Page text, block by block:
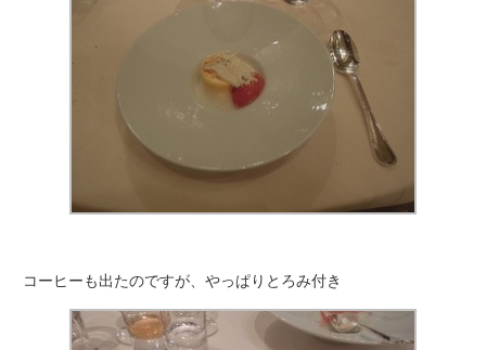
コーヒーも出たのですが、やっぱりとろみ付き